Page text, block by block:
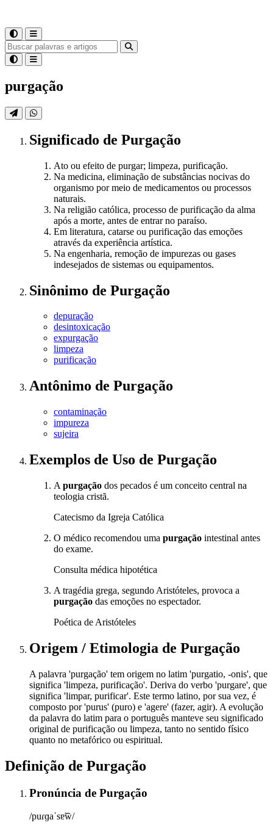
purgação
Significado de Purgação
Ato ou efeito de purgar; limpeza, purificação.
Na medicina, eliminação de substâncias nocivas do
organismo por meio de medicamentos ou processos
naturais.
Na religião católica, processo de purificação da alma
após a morte, antes de entrar no paraíso.
Em literatura, catarse ou purificação das emoções
através da experiência artística.
Na engenharia, remoção de impurezas ou gases
indesejados de sistemas ou equipamentos.
Sinônimo de Purgação
depuração
desintoxicação
expurgação
limpeza
purificação
Antônimo de Purgação
contaminação
impureza
sujeira
Exemplos de Uso de Purgação
A purgação dos pecados é um conceito central na
teologia cristã.
Catecismo da Igreja Católica
O médico recomendou uma purgação intestinal antes
do exame.
Consulta médica hipotética
A tragédia grega, segundo Aristóteles, provoca a
purgação das emoções no espectador.
Poética de Aristóteles
Origem / Etimologia de Purgação
A palavra 'purgação' tem origem no latim 'purgatio, -onis', que
significa 'limpeza, purificação'. Deriva do verbo 'purgare', que
significa 'limpar, purificar'. Este termo latino, por sua vez, é
composto por 'purus' (puro) e 'agere' (fazer, agir). A evolução
da palavra do latim para o português manteve seu significado
original de purificação ou limpeza, tanto no sentido físico
quanto no metafórico ou espiritual.
Definição de Purgação
Pronúncia de Purgação
/puɾɡaˈsɐ̃w̃/